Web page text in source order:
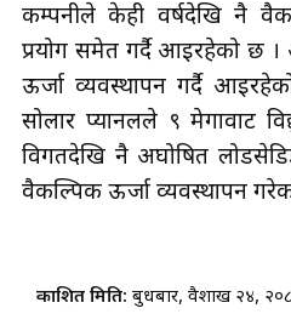
कम्पनीले केही वर्षदेखि नै
प्रयोग समेत गर्दै आइरहेको छ
ऊर्जा व्यवस्थापन गर्दै
सोलार प्यानलले ९ मेगावाट
विगतदेखि नै अघोषित
वैकल्पिक ऊर्जा व्यवस्थापन
प्रकाशित मिति: बुधबार, वैशाख २४,